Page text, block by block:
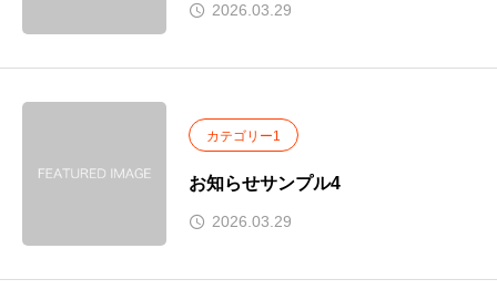
2026.03.29
カテゴリー1
お知らせサンプル4
2026.03.29